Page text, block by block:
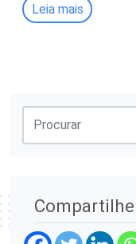
Leia mais
Compartilhe